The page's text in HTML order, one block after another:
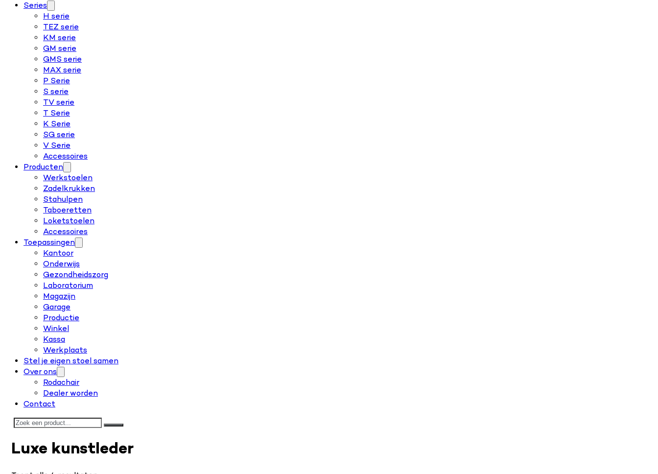
Series
H serie
TEZ serie
KM serie
GM serie
GMS serie
MAX serie
P Serie
S serie
TV serie
T Serie
K Serie
SG serie
V Serie
Accessoires
Producten
Werkstoelen
Zadelkrukken
Stahulpen
Taboeretten
Loketstoelen
Accessoires
Toepassingen
Kantoor
Onderwijs
Gezondheidszorg
Laboratorium
Magazijn
Garage
Productie
Winkel
Kassa
Werkplaats
Stel je eigen stoel samen
Over ons
Rodachair
Dealer worden
Contact
Zoeken
Luxe kunstleder